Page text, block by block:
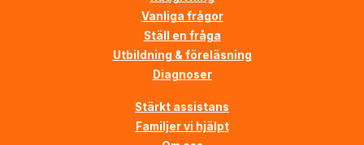
Vanliga frågor
Ställ en fråga
Utbildning & föreläsning
Diagnoser
Stärkt assistans
Familjer vi hjälpt